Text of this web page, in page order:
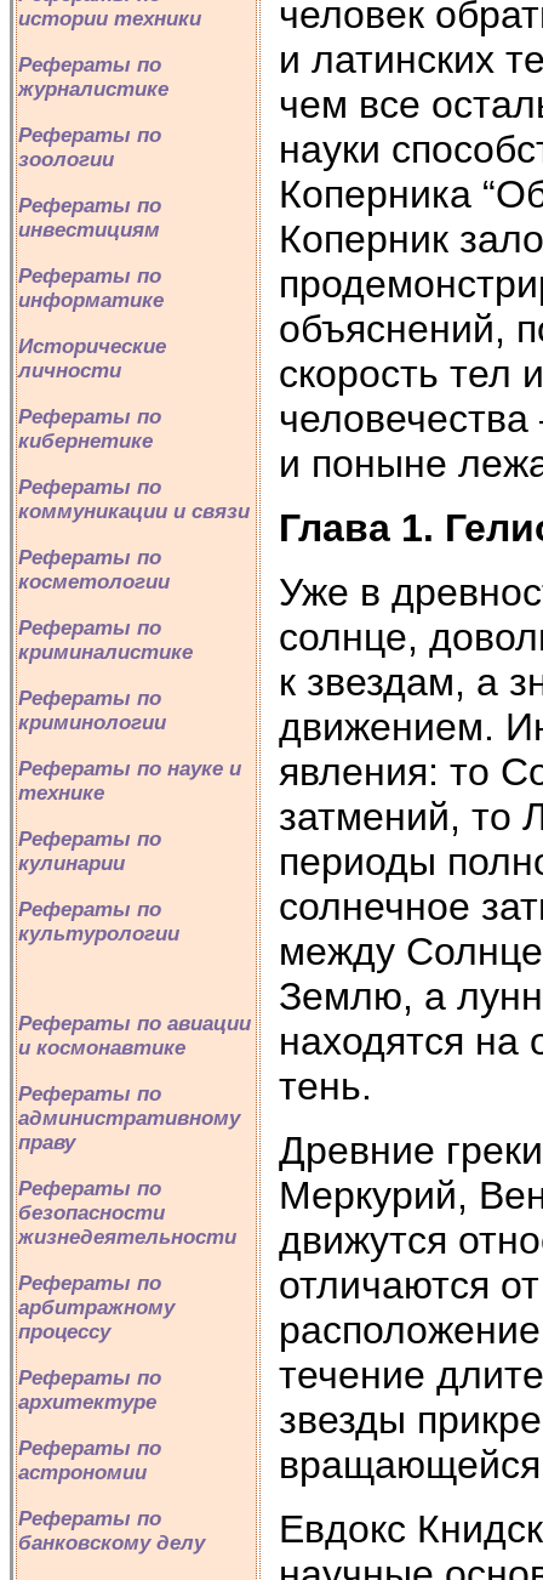
истории техники
Рефераты по
журналистике
Рефераты по
зоологии
Рефераты по
инвестициям
Рефераты по
информатике
Исторические
личности
Рефераты по
кибернетике
Рефераты по
коммуникации и связи
Рефераты по
косметологии
Рефераты по
криминалистике
Рефераты по
криминологии
Рефераты по науке и
технике
Рефераты по
кулинарии
Рефераты по
культурологии
Рефераты по авиации
и космонавтике
Рефераты по
административному
праву
Рефераты по
безопасности
жизнедеятельности
Рефераты по
арбитражному
процессу
Рефераты по
архитектуре
Рефераты по
астрономии
Рефераты по
банковскому делу
человек
и латинских
чем все
науки
Коперника
Коперник
объяснений,
скорость тел
и поныне
Глава 1.
Уже в
солнце,
к звездам, а
движением.
явления: то
затмений, то
периоды
солнечное
между
Землю, а
находятся на
тень.
Древние
Меркурий,
движутся
отличаются
течение
звезды
вращающейся
Евдокс